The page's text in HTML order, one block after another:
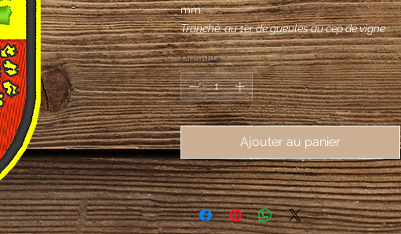
mm
Tranché: au 1er de gueules au cep de vigne
d'or, au 2e de sinople au voilier d'or sur des
ondes du même, le tout sommé d'un chef d'or
chargé de trois quintefeuilles de sinople.
Quantité *
Ajouter au panier